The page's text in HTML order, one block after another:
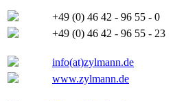
+49 (0) 46 42 - 96 55 - 0
+49 (0) 46 42 - 96 55 - 23
info(at)zylmann.de
www.zylmann.de